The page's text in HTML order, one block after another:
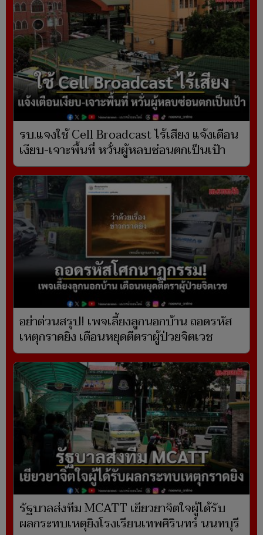
รบ.แจงใช้ Cell Broadcast ไร้เสียง แจ้งเตือน
เงียบ-เจาะพื้นที่ หวั่นผู้หลบซ่อนตกเป็นเป้า
อย่าด่วนสรุป! เพจเลี้ยงลูกนอกบ้าน ถอดรหัส
เหตุกราดยิง เตือนหยุดตีตราผู้ป่วยจิตเวช
รัฐบาลส่งทีม MCATT เยียวยาจิตใจผู้ได้รับ
ผลกระทบเหตุยิงโรงเรียนเทพศิรินทร์ นนทบุรี